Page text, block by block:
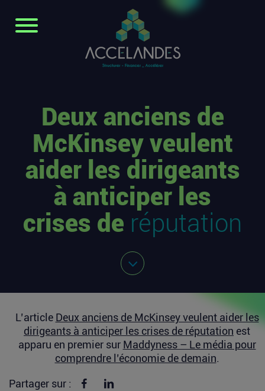
Deux anciens de
McKinsey veulent
aider les dirigeants
à anticiper les
crises de réputation
L’article Deux anciens de McKinsey veulent aider les
dirigeants à anticiper les crises de réputation est
apparu en premier sur Maddyness – Le média pour
comprendre l’économie de demain.
Partager sur : Partager sur Facebook